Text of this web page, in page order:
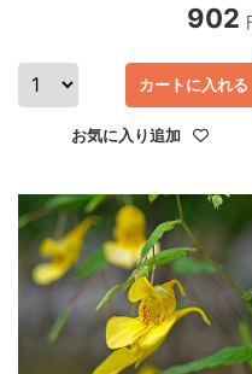
902
カートに入れる
お気に入り追加